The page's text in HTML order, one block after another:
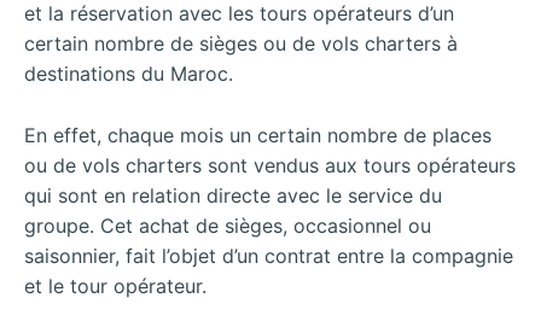
et la réservation avec les tours opérateurs d’un
certain nombre de sièges ou de vols charters à
destinations du Maroc.
En effet, chaque mois un certain nombre de places
ou de vols charters sont vendus aux tours opérateurs
qui sont en relation directe avec le service du
groupe. Cet achat de sièges, occasionnel ou
saisonnier, fait l’objet d’un contrat entre la compagnie
et le tour opérateur.